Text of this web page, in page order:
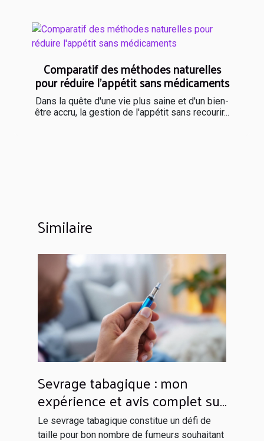
Comparatif des méthodes naturelles
pour réduire l'appétit sans médicaments
Dans la quête d'une vie plus saine et d'un bien-
être accru, la gestion de l'appétit sans recourir...
Similaire
Sevrage tabagique : mon
expérience et avis complet sur
la cigarette électronique Blu
Le sevrage tabagique constitue un défi de
taille pour bon nombre de fumeurs souhaitant